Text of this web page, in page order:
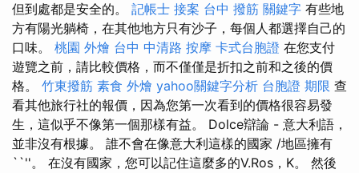
但到處都是安全的。 記帳士 接案 台中 撥筋 關鍵字 有些地
方有陽光躺椅，在其他地方只有沙子，每個人都選擇自己的
口味。 桃園 外燴 台中 中清路 按摩 卡式台胞證 在您支付
遊覽之前，請比較價格，而不僅僅是折扣之前和之後的價
格。 竹東撥筋 素食 外燴 yahoo關鍵字分析 台胞證 期限 查
看其他旅行社的報價，因為您第一次看到的價格很容易發
生，這似乎不像第一個那樣有益。 Dolce辯論 - 意大利語，
並非沒有根據。 誰不會在像意大利這樣的國家 /地區擁有
``''。 在沒有國家，您可以記住這麼多的V.Ros，K。 然後